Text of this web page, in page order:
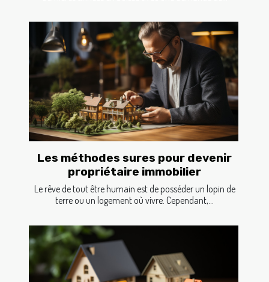
Les méthodes sures pour devenir
propriétaire immobilier
Le rêve de tout être humain est de posséder un lopin de
terre ou un logement où vivre. Cependant,...